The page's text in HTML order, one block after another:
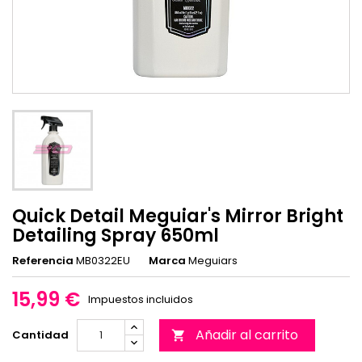
Quick Detail Meguiar's Mirror Bright
Detailing Spray 650ml
Referencia MB0322EU Marca Meguiars
15,99 € Impuestos incluidos
Cantidad  Añadir al carrito